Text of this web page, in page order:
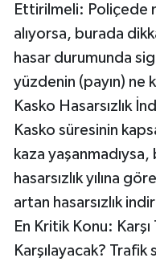
Ettirilmeli: Poliçede
alıyorsa, burada
hasar durumunda
yüzdenin (payın) ne
Kasko Hasarsızlık
Kasko süresinin
kaza
hasarsızlık yılına
artan hasarsızlık
En Kritik Konu: Karşı
Karşılayacak? Trafik